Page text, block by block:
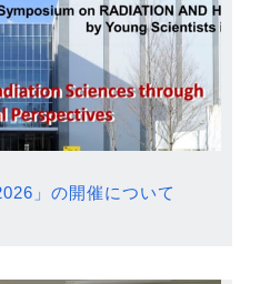
」の開催について